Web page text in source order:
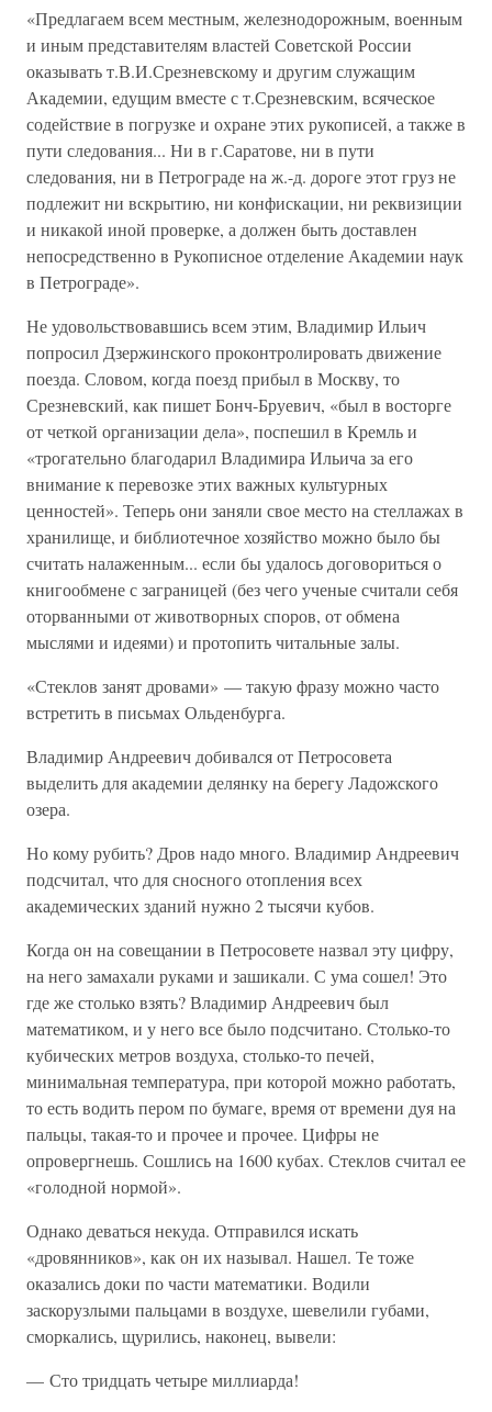
«Предлагаем всем местным, железнодорожным, военным
и иным представителям властей Советской России
оказывать т.В.И.Срезневскому и другим служащим
Академии, едущим вместе с т.Срезневским, всяческое
содействие в погрузке и охране этих рукописей, а также в
пути следования... Ни в г.Саратове, ни в пути
следования, ни в Петрограде на ж.-д. дороге этот груз не
подлежит ни вскрытию, ни конфискации, ни реквизиции
и никакой иной проверке, а должен быть доставлен
непосредственно в Рукописное отделение Академии наук
в Петрограде».
Не удовольствовавшись всем этим, Владимир Ильич
попросил Дзержинского проконтролировать движение
поезда. Словом, когда поезд прибыл в Москву, то
Срезневский, как пишет Бонч-Бруевич, «был в восторге
от четкой организации дела», поспешил в Кремль и
«трогательно благодарил Владимира Ильича за его
внимание к перевозке этих важных культурных
ценностей». Теперь они заняли свое место на стеллажах в
хранилище, и библиотечное хозяйство можно было бы
считать налаженным... если бы удалось договориться о
книгообмене с заграницей (без чего ученые считали себя
оторванными от животворных споров, от обмена
мыслями и идеями) и протопить читальные залы.
«Стеклов занят дровами» — такую фразу можно часто
встретить в письмах Ольденбурга.
Владимир Андреевич добивался от Петросовета
выделить для академии делянку на берегу Ладожского
озера.
Но кому рубить? Дров надо много. Владимир Андреевич
подсчитал, что для сносного отопления всех
академических зданий нужно 2 тысячи кубов.
Когда он на совещании в Петросовете назвал эту цифру,
на него замахали руками и зашикали. С ума сошел! Это
где же столько взять? Владимир Андреевич был
математиком, и у него все было подсчитано. Столько-то
кубических метров воздуха, столько-то печей,
минимальная температура, при которой можно работать,
то есть водить пером по бумаге, время от времени дуя на
пальцы, такая-то и прочее и прочее. Цифры не
опровергнешь. Сошлись на 1600 кубах. Стеклов считал ее
«голодной нормой».
Однако деваться некуда. Отправился искать
«дровянников», как он их называл. Нашел. Те тоже
оказались доки по части математики. Водили
заскорузлыми пальцами в воздухе, шевелили губами,
сморкались, щурились, наконец, вывели:
— Сто тридцать четыре миллиарда!